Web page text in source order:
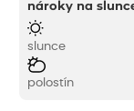
nároky na
slunce
polostín